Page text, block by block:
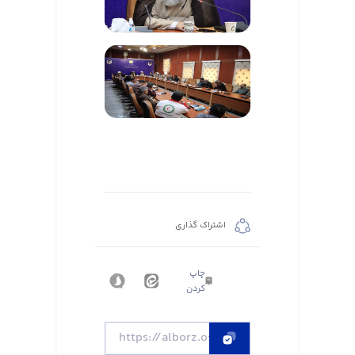
اشتراک گذاری
چاپ
کردن